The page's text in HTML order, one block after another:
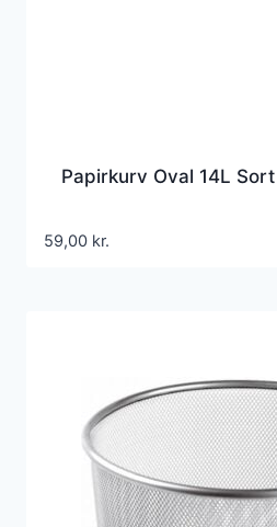
Papirkurv Oval 14L Sort
59,00 kr.